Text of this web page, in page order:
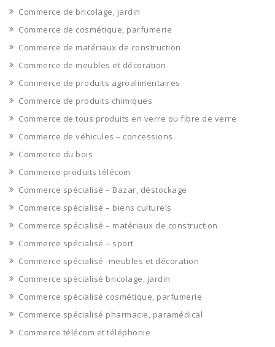
Commerce de bricolage, jardin
Commerce de cosmétique, parfumerie
Commerce de matériaux de construction
Commerce de meubles et décoration
Commerce de produits agroalimentaires
Commerce de produits chimiques
Commerce de tous produits en verre ou fibre de verre
Commerce de véhicules – concessions
Commerce du bois
Commerce produits télécom
Commerce spécialisé – Bazar, déstockage
Commerce spécialisé – biens culturels
Commerce spécialisé – matériaux de construction
Commerce spécialisé – sport
Commerce spécialisé -meubles et décoration
Commerce spécialisé bricolage, jardin
Commerce spécialisé cosmétique, parfumerie
Commerce spécialisé pharmacie, paramédical
Commerce télécom et téléphonie